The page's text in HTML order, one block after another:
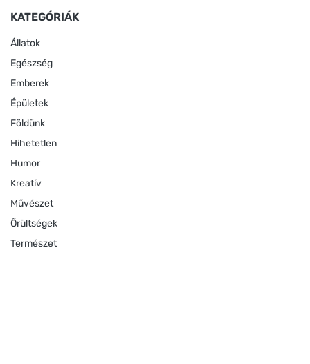
KATEGÓRIÁK
Állatok
Egészség
Emberek
Épületek
Földünk
Hihetetlen
Humor
Kreatív
Művészet
Őrültségek
Természet